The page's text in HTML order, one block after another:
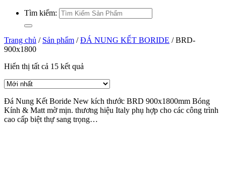
Tìm kiếm:
Trang chủ / Sản phẩm / ĐÁ NUNG KẾT BORIDE /BRD-
900x1800
Hiển thị tất cả 15 kết quả
Đá Nung Kết Boride New kích thước BRD 900x1800mm Bóng
Kính & Matt mờ mịn. thương hiệu Italy phụ hợp cho các công trình
cao cấp biệt thự sang trọng…